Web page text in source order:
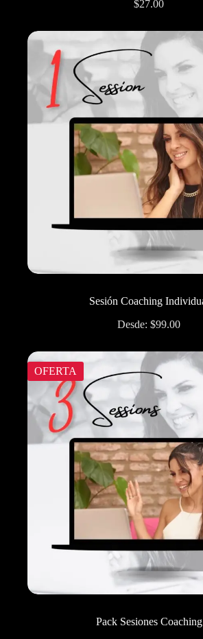
$27.00
Sesión Coaching
Desde:$99.00
OFERTA
Pack Sesiones Coaching